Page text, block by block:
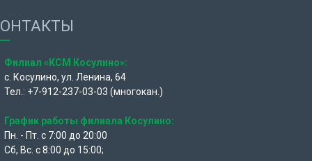
Филиал «КСМ Косулино»:
с. Косулино, ул. Ленина, 64
Тел.: +7-912-237-03-03 (многокан.)
График работы филиала Косулино:
Пн. - Пт. с 7:00 до 20:00
Сб, Вс. с 8:00 до 15:00;